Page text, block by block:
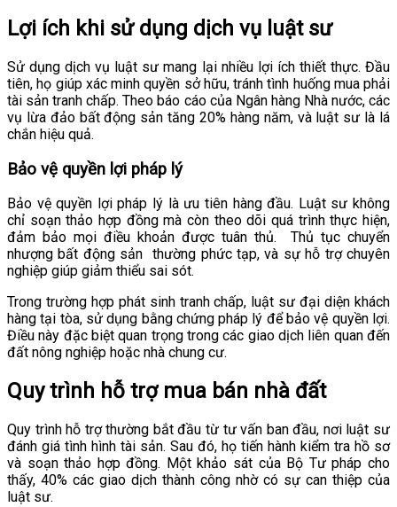
Lợi ích khi sử dụng dịch vụ luật sư
Sử dụng dịch vụ luật sư mang lại nhiều lợi ích thiết thực. Đầu
tiên, họ giúp xác minh quyền sở hữu, tránh tình huống mua phải
tài sản tranh chấp. Theo báo cáo của Ngân hàng Nhà nước, các
vụ lừa đảo bất động sản tăng 20% hàng năm, và luật sư là lá
chắn hiệu quả.
Bảo vệ quyền lợi pháp lý
Bảo vệ quyền lợi pháp lý là ưu tiên hàng đầu. Luật sư không
chỉ soạn thảo hợp đồng mà còn theo dõi quá trình thực hiện,
đảm bảo mọi điều khoản được tuân thủ.
Thủ tục chuyển
nhượng bất động sản thường phức tạp, và sự hỗ trợ chuyên
nghiệp giúp giảm thiểu sai sót.
Trong trường hợp phát sinh tranh chấp, luật sư đại diện khách
hàng tại tòa, sử dụng bằng chứng pháp lý để bảo vệ quyền lợi.
Điều này đặc biệt quan trọng trong các giao dịch liên quan đến
đất nông nghiệp hoặc nhà chung cư.
Quy trình hỗ trợ mua bán nhà đất
Quy trình hỗ trợ thường bắt đầu từ tư vấn ban đầu, nơi luật sư
đánh giá tình hình tài sản. Sau đó, họ tiến hành kiểm tra hồ sơ
và soạn thảo hợp đồng. Một khảo sát của Bộ Tư pháp cho
thấy, 40% các giao dịch thành công nhờ có sự can thiệp của
luật sư.